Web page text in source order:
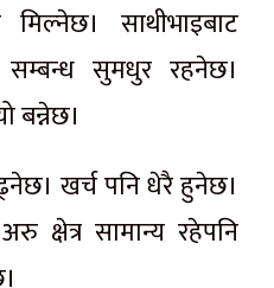
साथीभाइबाट
सुमधुर रहनेछ।
बन्नेछ।
खर्च पनि धेरै हुनेछ।
क्षेत्र सामान्य रहेपनि